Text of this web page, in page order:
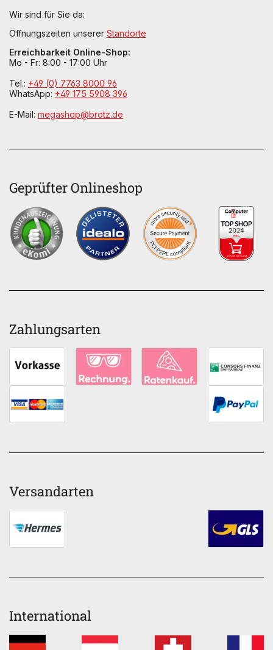
Wir sind für Sie da:
Öffnungszeiten unserer Standorte
Erreichbarkeit Online-Shop:
Mo - Fr: 8:00 - 17:00 Uhr
Tel.: +49 (0) 7763 8000 96
WhatsApp: +49 175 5908 396
E-Mail: megashop@brotz.de
Geprüfter Onlineshop
Zahlungsarten
Versandarten
International